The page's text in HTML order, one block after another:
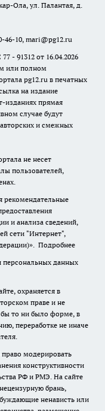
Ола, ул. Палантая, д.
46-10, mari@pg12.ru
- 91312 от 16.04.2026
или полном
pg12.ru в печатных
на издание
изданиях прямая
случае будут
и смежных
не несет
пользователей,
рекомендательные
и анализа сведений,
сети "Интернет",
Подробнее
персональных данных
охраняется в
праве и не
то ни было форме, в
переработке не иначе
модерировать
конструктивности
РФ и РМЭ. На сайте
брань,
ненависть или